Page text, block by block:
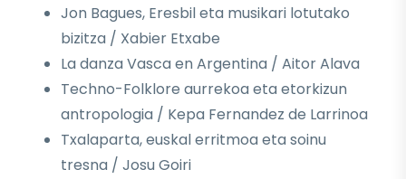
Jon Bagues, Eresbil eta musikari lotutako
bizitza / Xabier Etxabe
La danza Vasca en Argentina / Aitor Alava
Techno-Folklore aurrekoa eta etorkizun
antropologia / Kepa Fernandez de Larrinoa
Txalaparta, euskal erritmoa eta soinu
tresna / Josu Goiri